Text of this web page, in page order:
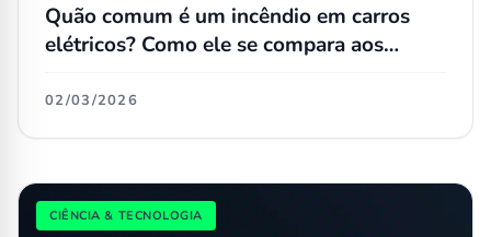
Quão comum é um incêndio em carros
elétricos? Como ele se compara aos
02/03/2026
CIÊNCIA & TECNOLOGIA